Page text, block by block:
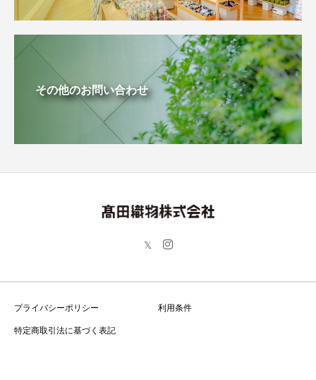
その他のお問い合わせ
プライバシーポリシー
利用条件
特定商取引法に基づく表記